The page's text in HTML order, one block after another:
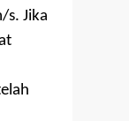
s. Jika